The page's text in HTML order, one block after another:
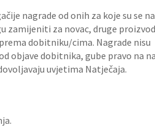
nagrade od onih za koje su se
zamijeniti za novac, druge
dobitniku/cima. Nagrade nisu
objave dobitnika, gube pravo na
uvjetima Natječaja.